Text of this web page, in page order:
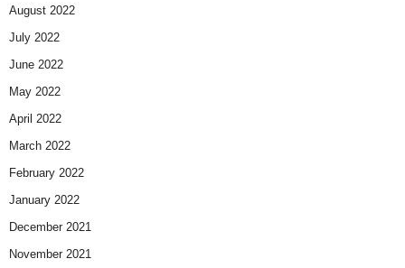
August 2022
July 2022
June 2022
May 2022
April 2022
March 2022
February 2022
January 2022
December 2021
November 2021